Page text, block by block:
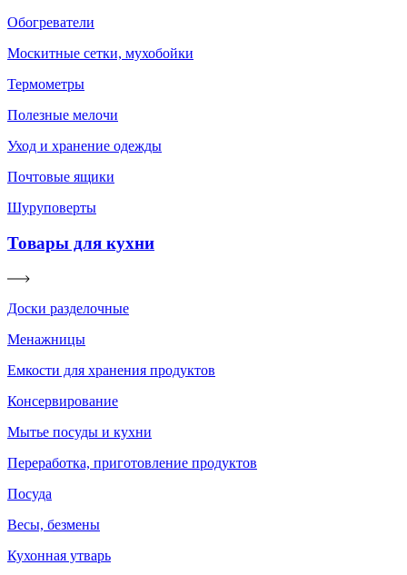
Обогреватели
Москитные сетки, мухобойки
Термометры
Полезные мелочи
Уход и хранение одежды
Почтовые ящики
Шуруповерты
Товары для кухни
Доски разделочные
Менажницы
Емкости для хранения продуктов
Консервирование
Мытье посуды и кухни
Переработка, приготовление продуктов
Посуда
Весы, безмены
Кухонная утварь